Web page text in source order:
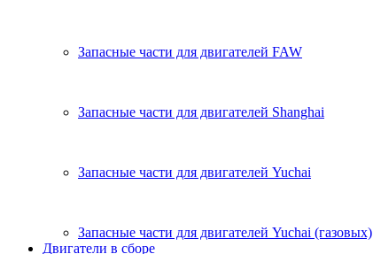
Запасные части для двигателей FAW
Запасные части для двигателей Shanghai
Запасные части для двигателей Yuchai
Запасные части для двигателей Yuchai (газовых)
Двигатели в сборе